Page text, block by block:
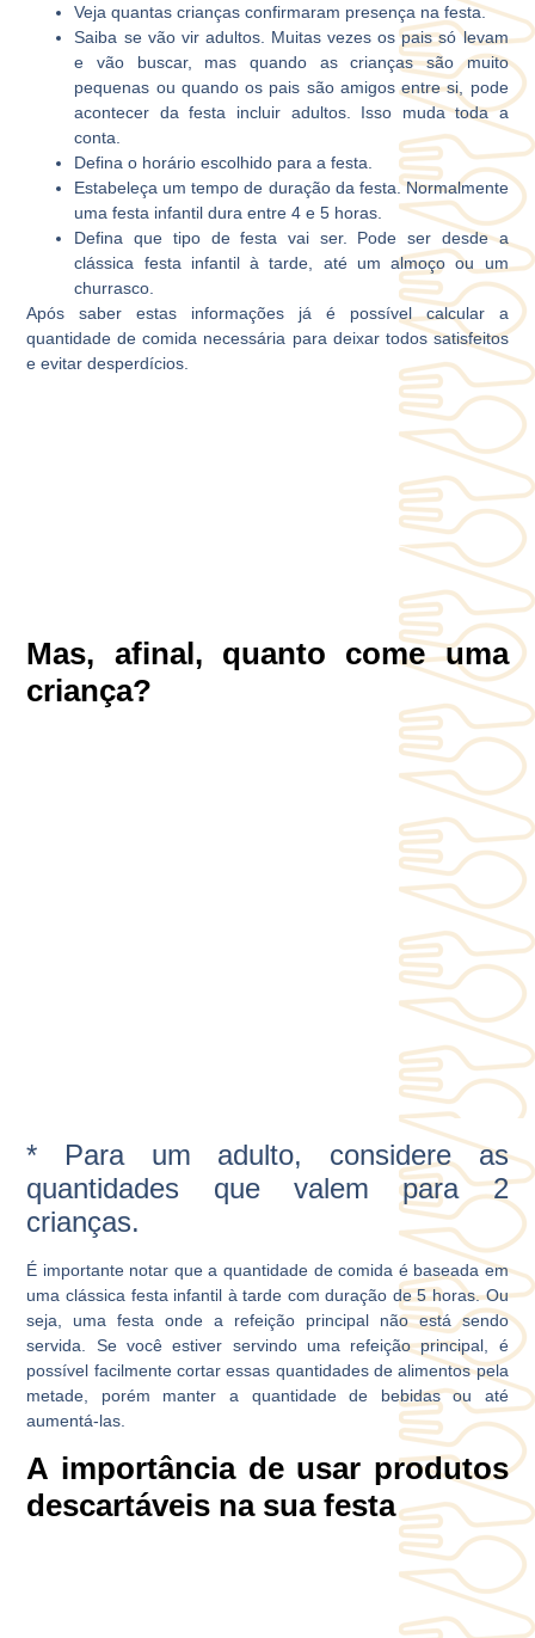
Veja quantas crianças confirmaram presença na festa.
Saiba se vão vir adultos. Muitas vezes os pais só levam
e vão buscar, mas quando as crianças são muito
pequenas ou quando os pais são amigos entre si, pode
acontecer da festa incluir adultos. Isso muda toda a
conta.
Defina o horário escolhido para a festa.
Estabeleça um tempo de duração da festa. Normalmente
uma festa infantil dura entre 4 e 5 horas.
Defina que tipo de festa vai ser. Pode ser desde a
clássica festa infantil à tarde, até um almoço ou um
churrasco.
Após saber estas informações já é possível calcular a
quantidade de comida necessária para deixar todos satisfeitos
e evitar desperdícios.
Mas, afinal, quanto come uma
criança?
* Para um adulto, considere as
quantidades que valem para 2
crianças.
É importante notar que a quantidade de comida é baseada em
uma clássica festa infantil à tarde com duração de 5 horas. Ou
seja, uma festa onde a refeição principal não está sendo
servida. Se você estiver servindo uma refeição principal, é
possível facilmente cortar essas quantidades de alimentos pela
metade, porém manter a quantidade de bebidas ou até
aumentá-las.
A importância de usar produtos
descartáveis na sua festa